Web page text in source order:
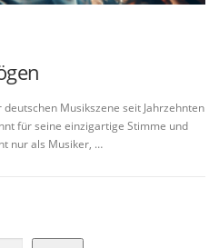
Musikszene seit Jahrzehnten
für seine einzigartige Stimme und
nur als Musiker, …